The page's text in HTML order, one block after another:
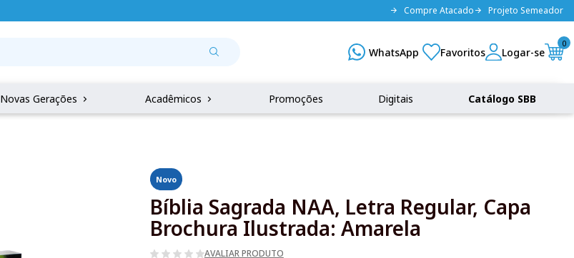
Compre Atacado Projeto Semeador
0
Novas Gerações Acadêmicos Promoções Digitais Catálogo SBB
Novo
Bíblia Sagrada NAA, Letra Regular, Capa
Brochura Ilustrada: Amarela
AVALIAR PRODUTO